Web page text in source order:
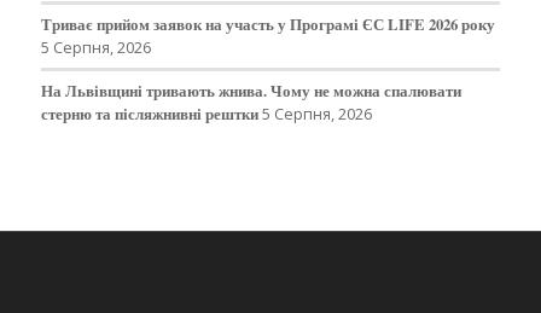
Триває прийом заявок на участь у Програмі ЄС LIFE 2026 року
5 Серпня, 2026
На Львівщині тривають жнива. Чому не можна спалювати
стерню та післяжнивні рештки5 Серпня, 2026